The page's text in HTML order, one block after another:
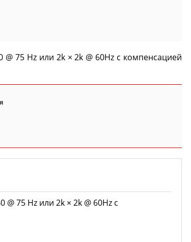
75 Hz или 2k × 2k @ 60Hz с компенсацией
75 Hz или 2k × 2k @ 60Hz с